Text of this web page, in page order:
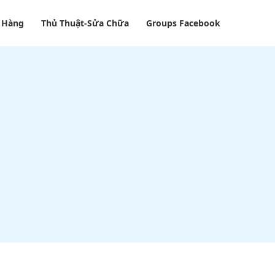
Thủ Thuật-Sửa Chữa Groups Facebook